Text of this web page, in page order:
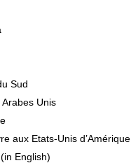
Sud
Arabes Unis
aux Etats-Unis d’Amérique
English)